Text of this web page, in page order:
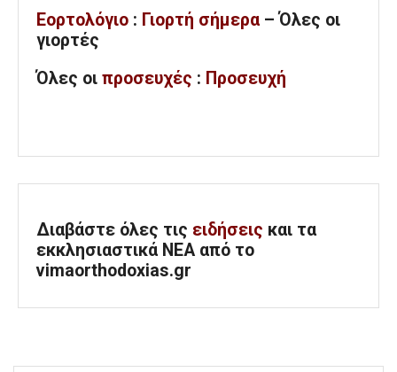
Εορτολόγιο : Γιορτή σήμερα – Όλες οι
γιορτές
Όλες οι προσευχές : Προσευχή
Διαβάστε όλες τις ειδήσεις και τα
εκκλησιαστικά ΝΕΑ από το
vimaorthodoxias.gr